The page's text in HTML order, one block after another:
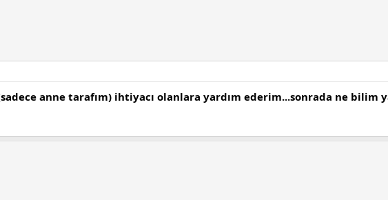
anne tarafım) ihtiyacı olanlara yardım ederim...sonrada ne bilim